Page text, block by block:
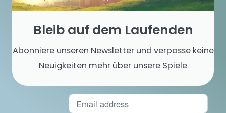
Bleib auf dem Laufenden
Abonniere unseren Newsletter und verpasse keine
Neuigkeiten mehr über unsere Spiele